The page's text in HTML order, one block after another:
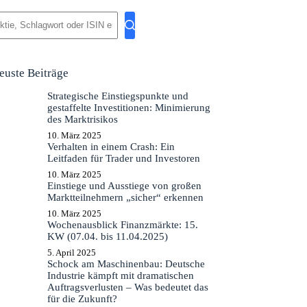
Beiträge
Strategische Einstiegspunkte und
gestaffelte Investitionen: Minimierung
des Marktrisikos
10. März 2025
Verhalten in einem Crash: Ein
Leitfaden für Trader und Investoren
10. März 2025
Einstiege und Ausstiege von großen
Marktteilnehmern „sicher“ erkennen
10. März 2025
Wochenausblick Finanzmärkte: 15.
KW (07.04. bis 11.04.2025)
5. April 2025
Schock am Maschinenbau: Deutsche
Industrie kämpft mit dramatischen
Auftragsverlusten – Was bedeutet das
für die Zukunft?